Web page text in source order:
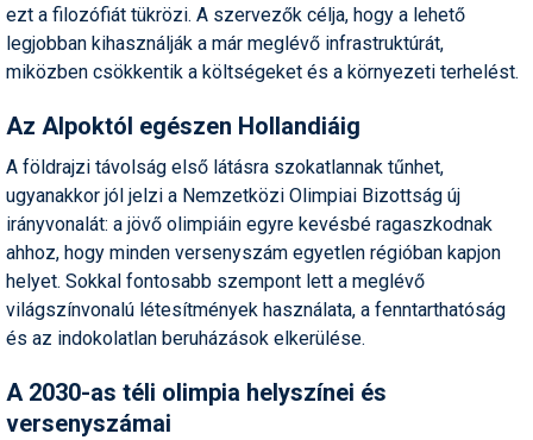
ezt a filozófiát tükrözi. A szervezők célja, hogy a lehető
legjobban kihasználják a már meglévő infrastruktúrát,
miközben csökkentik a költségeket és a környezeti terhelést.
Az Alpoktól egészen Hollandiáig
A földrajzi távolság első látásra szokatlannak tűnhet,
ugyanakkor jól jelzi a Nemzetközi Olimpiai Bizottság új
irányvonalát: a jövő olimpiáin egyre kevésbé ragaszkodnak
ahhoz, hogy minden versenyszám egyetlen régióban kapjon
helyet. Sokkal fontosabb szempont lett a meglévő
világszínvonalú létesítmények használata, a fenntarthatóság
és az indokolatlan beruházások elkerülése.
A 2030-as téli olimpia helyszínei és
versenyszámai